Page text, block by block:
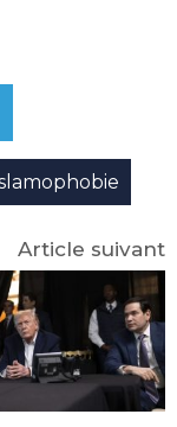
Article suivant